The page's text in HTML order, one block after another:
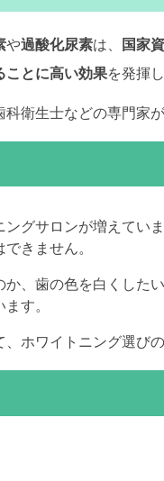
や過酸化尿素は、 国家
ことに高い効果を発揮
衛生士などの専門家が
グサロンが増えてい
きません。
、歯の色を白くした
す。
ホワイトニング選び